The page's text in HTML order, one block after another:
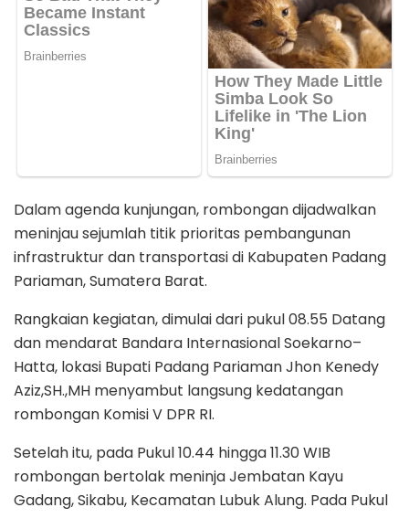
Dalam agenda kunjungan, rombongan dijadwalkan
meninjau sejumlah titik prioritas pembangunan
infrastruktur dan transportasi di Kabupaten Padang
Pariaman, Sumatera Barat.
Rangkaian kegiatan, dimulai dari pukul 08.55 Datang
dan mendarat Bandara Internasional Soekarno–
Hatta, lokasi Bupati Padang Pariaman Jhon Kenedy
Aziz,SH.,MH menyambut langsung kedatangan
rombongan Komisi V DPR RI.
Setelah itu, pada Pukul 10.44 hingga 11.30 WIB
rombongan bertolak meninja Jembatan Kayu
Gadang, Sikabu, Kecamatan Lubuk Alung. Pada Pukul